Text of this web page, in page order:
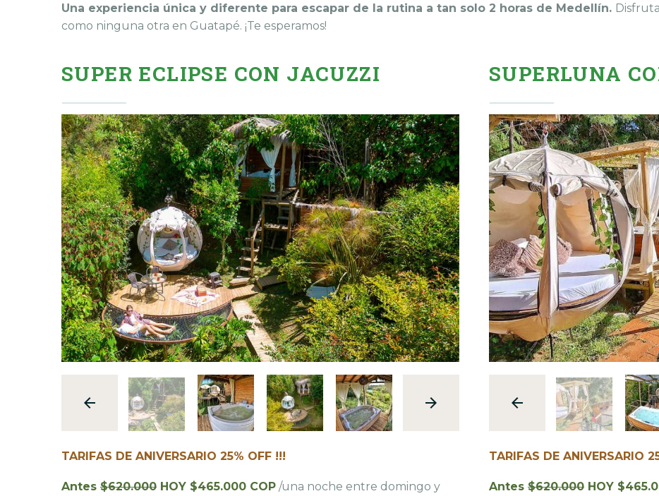
Una experiencia única y diferente para escapar de la rutina a tan solo 2 horas de Medellín.
como ninguna otra en Guatapé. ¡Te esperamos!
SUPER ECLIPSE CON JACUZZI
TARIFAS DE ANIVERSARIO 25% OFF !!!
Antes $620.000 HOY $465.000 COP /una noche entre domingo y
SUPERLUNA
TARIFAS DE ANIVERSARIO
Antes $620.000 HOY